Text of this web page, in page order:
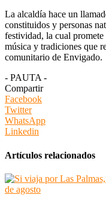
La alcaldía hace un
constituidos y personas
festividad, la cual
música y tradiciones que
comunitario de Envigado.
- PAUTA -
Compartir
Facebook
Twitter
WhatsApp
Linkedin
Artículos relacionados